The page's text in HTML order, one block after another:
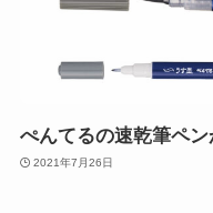
ぺんてるの速乾筆ペ
2021年7月26日